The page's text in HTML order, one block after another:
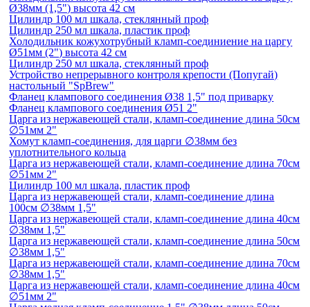
Ø38мм (1,5") высота 42 см
Цилиндр 100 мл шкала, стеклянный проф
Цилиндр 250 мл шкала, пластик проф
Холодильник кожухотрубный кламп-соединиение на царгу
Ø51мм (2") высота 42 см
Цилиндр 250 мл шкала, стеклянный проф
Устройство непрерывного контроля крепости (Попугай)
настольный "SpBrew"
Фланец клампового соединения Ø38 1,5" под приварку
Фланец клампового соединения Ø51 2"
Царга из нержавеющей стали, кламп-соединение длина 50см
∅51мм 2"
Хомут кламп-соединения, для царги ∅38мм без
уплотнительного кольца
Царга из нержавеющей стали, кламп-соединение длина 70см
∅51мм 2"
Цилиндр 100 мл шкала, пластик проф
Царга из нержавеющей стали, кламп-соединение длина
100см ∅38мм 1,5"
Царга из нержавеющей стали, кламп-соединение длина 40см
∅38мм 1,5"
Царга из нержавеющей стали, кламп-соединение длина 50см
∅38мм 1,5"
Царга из нержавеющей стали, кламп-соединение длина 70см
∅38мм 1,5"
Царга из нержавеющей стали, кламп-соединение длина 40см
∅51мм 2"